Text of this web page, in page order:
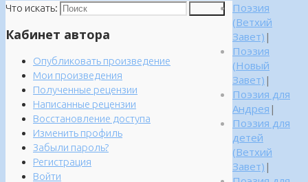
Что искать:
Кабинет автора
Опубликовать произведение
Мои произведения
Полученные рецензии
Написанные рецензии
Восстановление доступа
Изменить профиль
Забыли пароль?
Регистрация
Войти
Поэзия
(Ветхий
Завет) |
Поэзия
(Новый
Завет) |
Поэзия для
Андрея |
Поэзия для
детей
(Ветхий
Завет) |